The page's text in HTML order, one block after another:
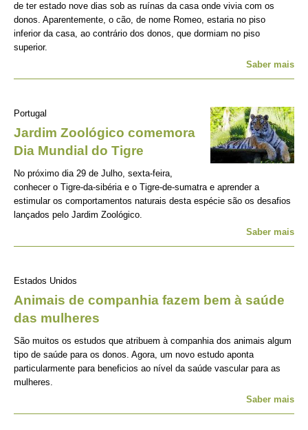
de ter estado nove dias sob as ruínas da casa onde vivia com os
donos. Aparentemente, o cão, de nome Romeo, estaria no piso
inferior da casa, ao contrário dos donos, que dormiam no piso
superior.
Saber mais
Portugal
Jardim Zoológico comemora
Dia Mundial do Tigre
No próximo dia 29 de Julho, sexta-feira,
conhecer o Tigre-da-sibéria e o Tigre-de-sumatra e aprender a
estimular os comportamentos naturais desta espécie são os desafios
lançados pelo Jardim Zoológico.
Saber mais
Estados Unidos
Animais de companhia fazem bem à saúde
das mulheres
São muitos os estudos que atribuem à companhia dos animais algum
tipo de saúde para os donos. Agora, um novo estudo aponta
particularmente para beneficios ao nível da saúde vascular para as
mulheres.
Saber mais